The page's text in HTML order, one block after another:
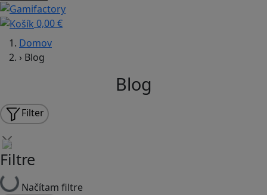
0,00 €
Domov
› Blog
Blog
Filter
Filtre
Načítam filtre